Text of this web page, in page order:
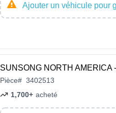
Ajouter un véhicule pour
SUNSONG NORTH AMERICA
Pièce# 3402513
1,700+ acheté